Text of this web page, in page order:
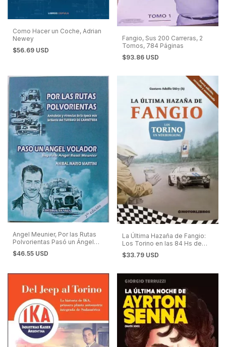
Como Hacer un Coche, Adrian
Newey
$56.69 USD
Fangio, Sus 200 Carreras, 2
Tomos, 784 Páginas
$93.86 USD
Angel Meunier, Por las Rutas
Polvorientas Pasó un Ángel
Volador - Turismo de
Carretera
$46.55 USD
La Última Hazaña de Fangio:
Los Torino en las 84 Hs de
Nürburgring.
$33.79 USD